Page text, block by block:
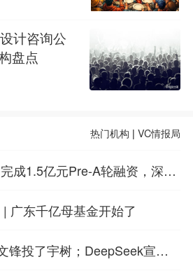
计咨询公
盘点
热门机构 |VC情报局
成1.5亿元Pre-A轮融资，深耕i
广东千亿母基金开始了
锋投了宇树；DeepSeek宣布